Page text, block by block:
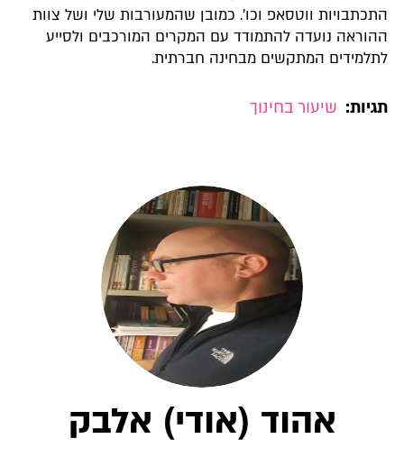
התכתבויות ווטסאפ וכו'. כמובן שהמעורבות שלי ושל צוות
ההוראה נועדה להתמודד עם המקרים המורכבים ולסייע
לתלמידים המתקשים מבחינה חברתית.
תגיות: שיעור בחינוך
אהוד (אודי) אלבק